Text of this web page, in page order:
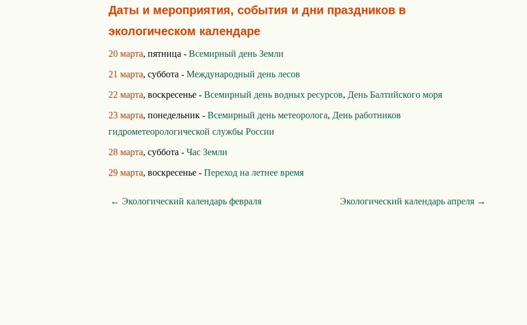
Даты и мероприятия, события и дни праздников в
экологическом календаре
20 марта, пятница - Всемирный день Земли
21 марта, суббота - Международный день лесов
22 марта, воскресенье - Всемирный день водных ресурсов, День Балтийского моря
23 марта, понедельник - Всемирный день метеоролога, День работников
гидрометеорологической службы России
28 марта, суббота - Час Земли
29 марта, воскресенье - Переход на летнее время
← Экологический календарь февраля Экологический календарь апреля →